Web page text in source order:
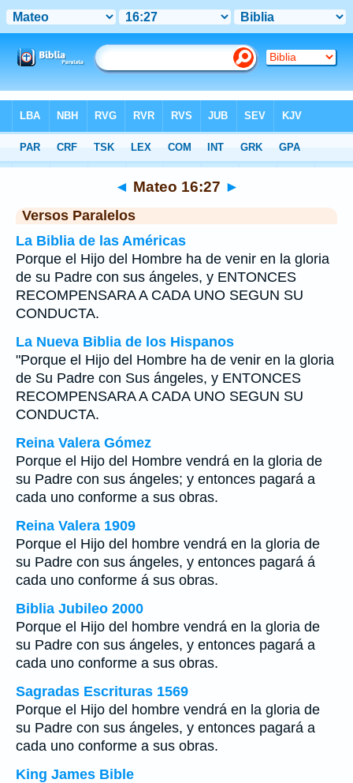
>Mateo > Capítulo 16> Verso 27
◄ Mateo 16:27 ►
Versos Paralelos
La Biblia de las Américas
Porque el Hijo del Hombre ha de venir en la gloria
de su Padre con sus ángeles, y ENTONCES
RECOMPENSARA A CADA UNO SEGUN SU
CONDUCTA.
La Nueva Biblia de los Hispanos
"Porque el Hijo del Hombre ha de venir en la gloria
de Su Padre con Sus ángeles, y ENTONCES
RECOMPENSARA A CADA UNO SEGUN SU
CONDUCTA.
Reina Valera Gómez
Porque el Hijo del Hombre vendrá en la gloria de
su Padre con sus ángeles; y entonces pagará a
cada uno conforme a sus obras.
Reina Valera 1909
Porque el Hijo del hombre vendrá en la gloria de
su Padre con sus ángeles, y entonces pagará á
cada uno conforme á sus obras.
Biblia Jubileo 2000
Porque el Hijo del hombre vendrá en la gloria de
su Padre con sus ángeles, y entonces pagará a
cada uno conforme a sus obras.
Sagradas Escrituras 1569
Porque el Hijo del hombre vendrá en la gloria de
su Padre con sus ángeles, y entonces pagará a
cada uno conforme a sus obras.
King James Bible